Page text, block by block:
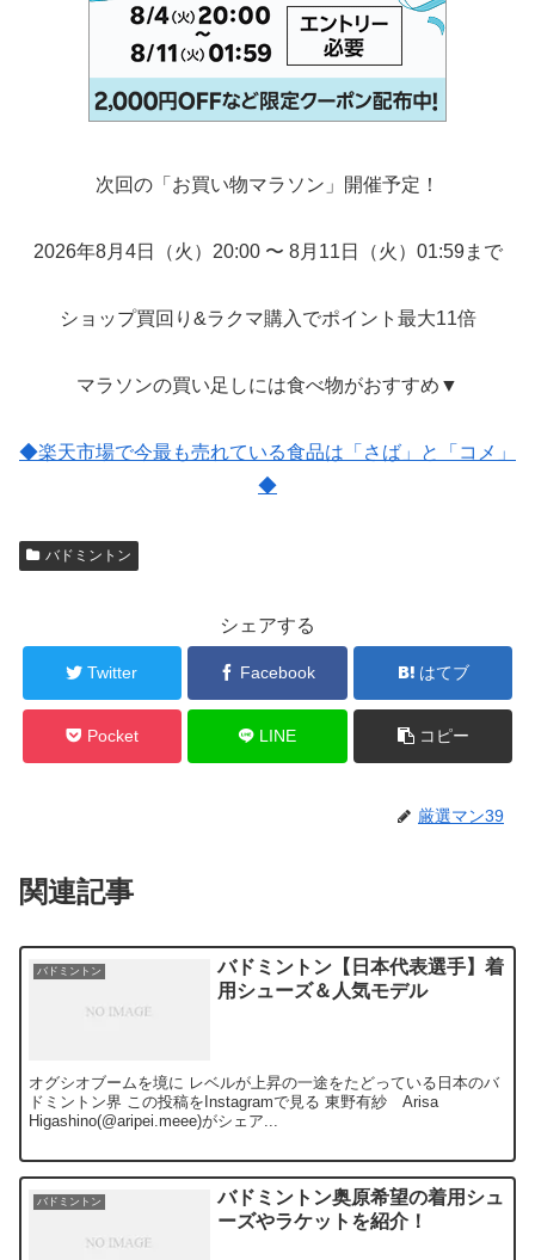
次回の「お買い物マラソン」開催予定！
2026年8月4日（火）20:00 〜 8月11日（火）01:59まで
ショップ買回り&ラクマ購入でポイント最大11倍
マラソンの買い足しには食べ物がおすすめ▼
◆楽天市場で今最も売れている食品は「さば」と「コメ」
◆
バドミントン
シェアする
Twitter Facebook はてブ
Pocket LINE コピー
厳選マン39
関連記事
バドミントン
バドミントン【日本代表選手】着
用シューズ＆人気モデル
オグシオブームを境に レベルが上昇の一途をたどっている日本のバ
ドミントン界 この投稿をInstagramで見る 東野有紗 Arisa
Higashino(@aripei.meee)がシェア...
バドミントン
バドミントン奥原希望の着用シュ
ーズやラケットを紹介！